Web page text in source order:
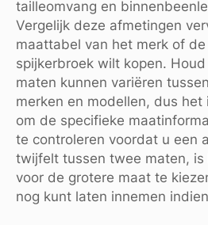
tailleomvang en
Vergelijk deze afmetingen
maattabel van het merk of
spijkerbroek wilt kopen.
maten kunnen variëren
merken en modellen, dus
om de specifieke
te controleren voordat u een
twijfelt tussen twee maten, is
voor de grotere maat te
nog kunt laten innemen